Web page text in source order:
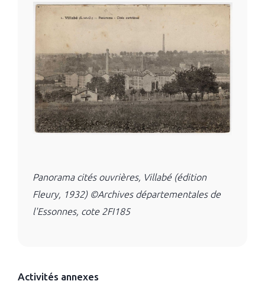
Panorama cités ouvrières, Villabé (édition
Fleury, 1932) ©Archives départementales de
l'Essonnes, cote 2FI185
Activités annexes